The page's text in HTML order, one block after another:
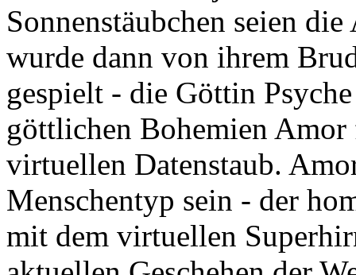
Sonnenstäubchen seien
wurde dann von ihrem
gespielt - die Göttin
göttlichen Bohemien
virtuellen Datenstaub.
Menschentyp sein - der
mit dem virtuellen